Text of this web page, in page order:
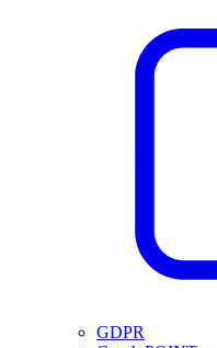
GDPR